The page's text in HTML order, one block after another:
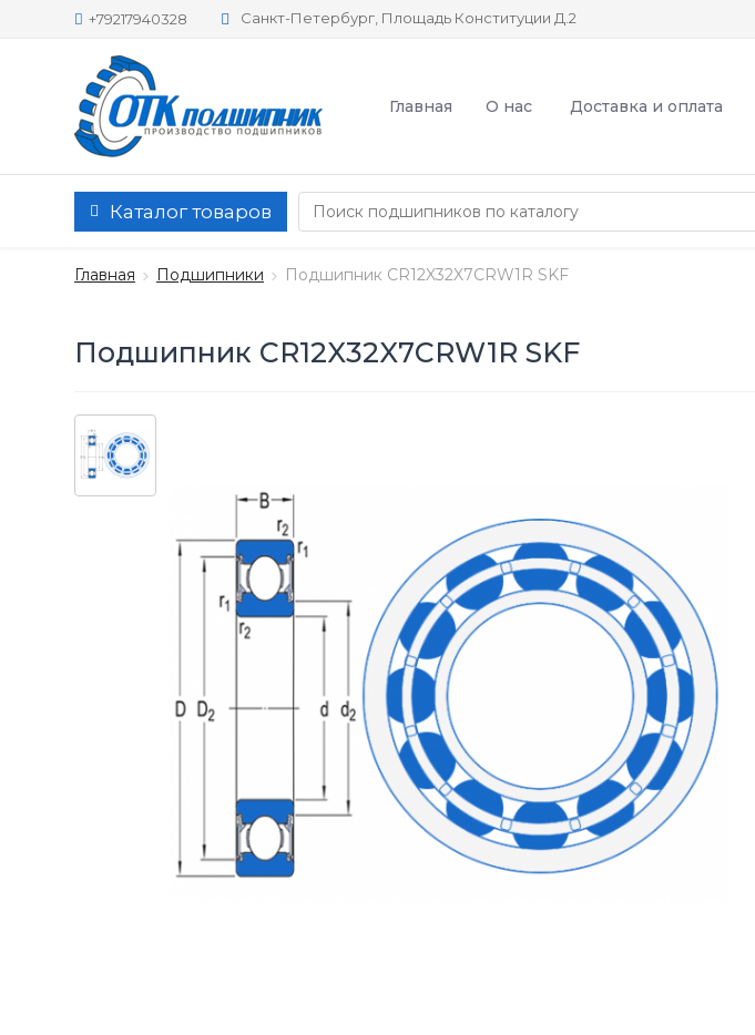
+79217940328 Санкт-Петербург, Площадь Конституции Д.2
Главная О нас Доставка и оплата
Каталог товаров
Главная Подшипники Подшипник CR12X32X7CRW1R SKF
Подшипник CR12X32X7CRW1R SKF